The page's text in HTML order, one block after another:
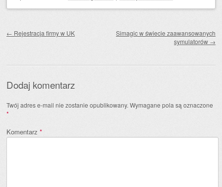
← Rejestracja firmy w UK
Simagic w świecie zaawansowanych
symulatorów →
Dodaj komentarz
Twój adres e-mail nie zostanie opublikowany. Wymagane pola są oznaczone
*
Komentarz *